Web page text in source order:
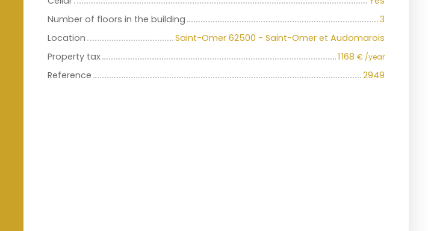
Number of floors in the building
3
Location
Saint-Omer 62500 - Saint-Omer et Audomarois
Property tax
1 168 € /year
Reference 2949